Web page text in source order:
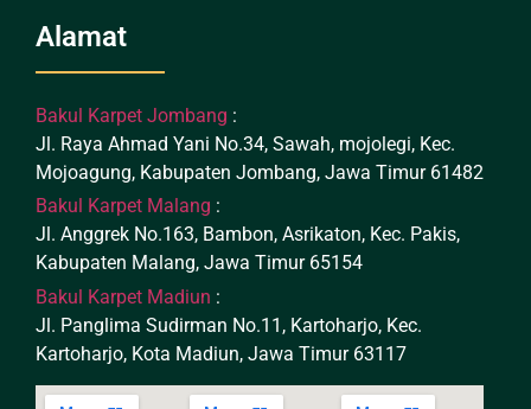
Alamat
Bakul Karpet Jombang :
Jl. Raya Ahmad Yani No.34, Sawah, mojolegi, Kec.
Mojoagung, Kabupaten Jombang, Jawa Timur 61482
Bakul Karpet Malang :
Jl. Anggrek No.163, Bambon, Asrikaton, Kec. Pakis,
Kabupaten Malang, Jawa Timur 65154
Bakul Karpet Madiun :
Jl. Panglima Sudirman No.11, Kartoharjo, Kec.
Kartoharjo, Kota Madiun, Jawa Timur 63117